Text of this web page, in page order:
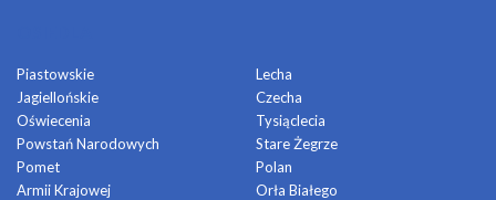
Piastowskie
Jagiellońskie
Oświecenia
Powstań Narodowych
Pomet
Armii Krajowej
Lecha
Czecha
Tysiąclecia
Stare Żegrze
Polan
Orła Białego